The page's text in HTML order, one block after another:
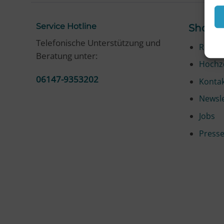
Service Hotline
Telefonische Unterstützung und
Beratung unter:
06147-9353202
Shop
Rezepte
Jobs
Presse